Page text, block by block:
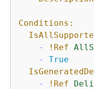
Conditions:
-
!Ref
-
True
-
!Ref